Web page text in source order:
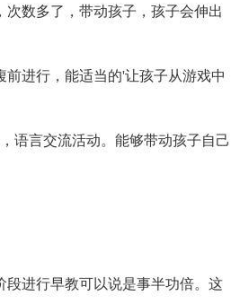
数多了，带动孩子，孩子会伸出
进行，能适当的'让孩子从游戏中
语言交流活动。能够带动孩子自己
进行早教可以说是事半功倍。这